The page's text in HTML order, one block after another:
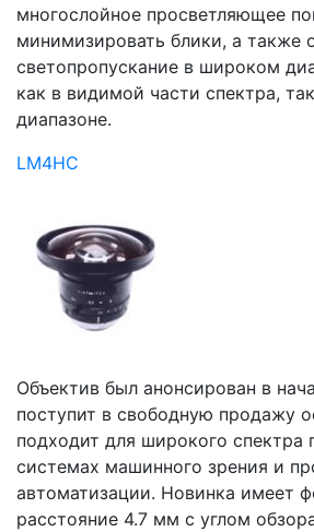
многослойное просветляющее
минимизировать блики, а также
светопропускание в широком
как в видимой части спектра,
диапазоне.
LM4HC
Объектив был анонсирован в
поступит в свободную продажу
подходит для широкого спектра
системах машинного зрения и
автоматизации. Новинка имеет
расстояние 4.7 мм с углом